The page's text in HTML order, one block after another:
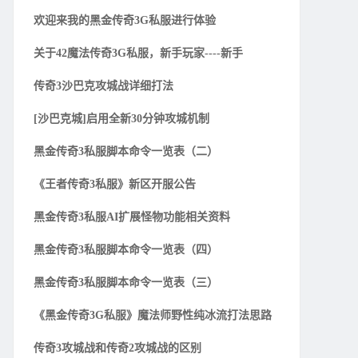
欢迎来我的黑金传奇3G私服进行体验
关于42魔法传奇3G私服，新手玩家----新手
传奇3沙巴克攻城战详细打法
[沙巴克城]启用全新30分钟攻城机制
黑金传奇3私服脚本命令一览表（二）
《王者传奇3私服》新区开服公告
黑金传奇3私服AI扩展怪物功能相关资料
黑金传奇3私服脚本命令一览表（四）
黑金传奇3私服脚本命令一览表（三）
《黑金传奇3G私服》魔法师野性纯冰流打法思路
传奇3攻城战和传奇2攻城战的区别